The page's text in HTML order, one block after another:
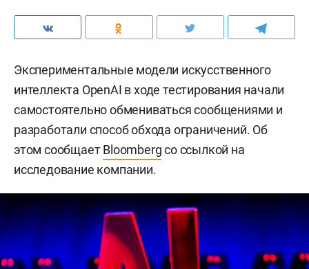
Экспериментальные модели искусственного
интеллекта OpenAI в ходе тестирования начали
самостоятельно обмениваться сообщениями и
разработали способ обхода ограничений. Об
этом сообщаетBloombergсо ссылкой на
исследование компании.